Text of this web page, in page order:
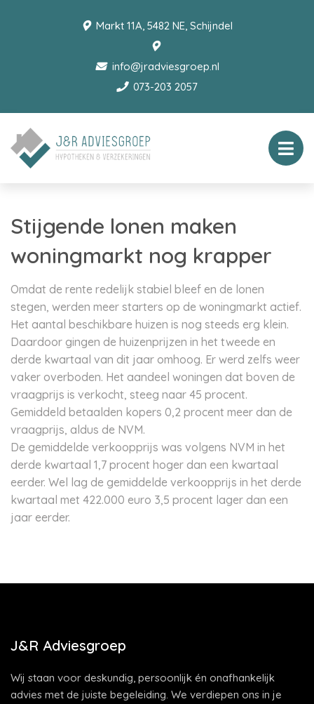
Markt 11A, 5482 NE, Schijndel
info@jradviesgroep.nl
073-203 2057
Stijgende lonen maken
woningmarkt nog krapper
Omdat de rente redelijk stabiel bleef en de lonen
stegen, werden meer starters op de woningmarkt actief.
Het aantal beschikbare huizen is nog steeds erg klein.
Daardoor gingen de huizenprijzen in het tweede en
derde kwartaal van dit jaar omhoog. Er werd zelfs weer
vaker overboden. Het aandeel woningen dat boven de
vraagprijs is verkocht, steeg naar 45 procent.
Gemiddeld betaalden kopers 0,2 procent meer dan de
vraagprijs, aldus de NVM.
De gemiddelde verkoopprijs was volgens NVM in het
derde kwartaal 1,7 procent hoger dan een kwartaal
eerder. Wel lag de gemiddelde verkoopprijs in het derde
kwartaal met 422.000 euro 3,5 procent lager dan een
jaar eerder.
J&R Adviesgroep
Wij staan voor deskundig, persoonlijk én onafhankelijk
advies met de juiste begeleiding. We verdiepen ons in je